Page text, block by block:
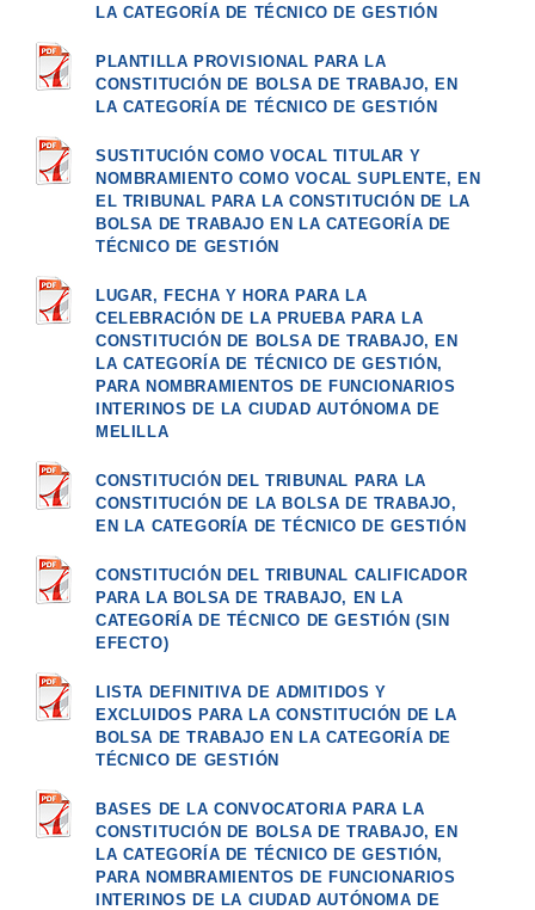
LA CATEGORÍA DE TÉCNICO DE GESTIÓN
PLANTILLA PROVISIONAL PARA LA
CONSTITUCIÓN DE BOLSA DE TRABAJO, EN
LA CATEGORÍA DE TÉCNICO DE GESTIÓN
SUSTITUCIÓN COMO VOCAL TITULAR Y
NOMBRAMIENTO COMO VOCAL SUPLENTE, EN
EL TRIBUNAL PARA LA CONSTITUCIÓN DE LA
BOLSA DE TRABAJO EN LA CATEGORÍA DE
TÉCNICO DE GESTIÓN
LUGAR, FECHA Y HORA PARA LA
CELEBRACIÓN DE LA PRUEBA PARA LA
CONSTITUCIÓN DE BOLSA DE TRABAJO, EN
LA CATEGORÍA DE TÉCNICO DE GESTIÓN,
PARA NOMBRAMIENTOS DE FUNCIONARIOS
INTERINOS DE LA CIUDAD AUTÓNOMA DE
MELILLA
CONSTITUCIÓN DEL TRIBUNAL PARA LA
CONSTITUCIÓN DE LA BOLSA DE TRABAJO,
EN LA CATEGORÍA DE TÉCNICO DE GESTIÓN
CONSTITUCIÓN DEL TRIBUNAL CALIFICADOR
PARA LA BOLSA DE TRABAJO, EN LA
CATEGORÍA DE TÉCNICO DE GESTIÓN (SIN
EFECTO)
LISTA DEFINITIVA DE ADMITIDOS Y
EXCLUIDOS PARA LA CONSTITUCIÓN DE LA
BOLSA DE TRABAJO EN LA CATEGORÍA DE
TÉCNICO DE GESTIÓN
BASES DE LA CONVOCATORIA PARA LA
CONSTITUCIÓN DE BOLSA DE TRABAJO, EN
LA CATEGORÍA DE TÉCNICO DE GESTIÓN,
PARA NOMBRAMIENTOS DE FUNCIONARIOS
INTERINOS DE LA CIUDAD AUTÓNOMA DE